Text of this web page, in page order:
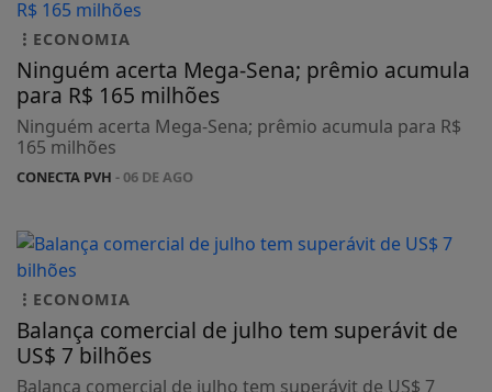
ECONOMIA
Ninguém acerta Mega-Sena; prêmio acumula
para R$ 165 milhões
Ninguém acerta Mega-Sena; prêmio acumula para R$
165 milhões
CONECTA PVH - 06 DE AGO
ECONOMIA
Balança comercial de julho tem superávit de
US$ 7 bilhões
Balança comercial de julho tem superávit de US$ 7